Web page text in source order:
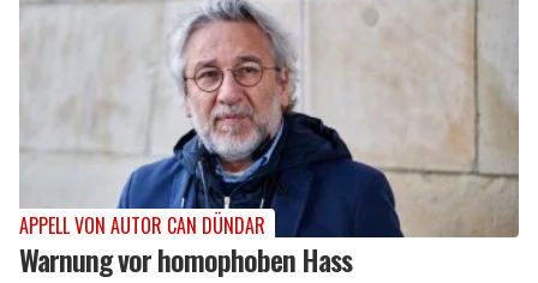
APPELL VON AUTOR CAN DÜNDAR
Warnung vor homophoben Hass